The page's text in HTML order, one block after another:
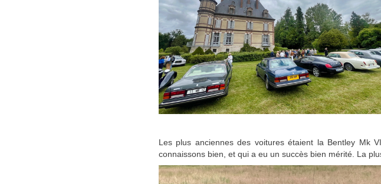
Les plus anciennes des voitures étaient la Bentley Mk
connaissons bien, et qui a eu un succès bien mérité. La